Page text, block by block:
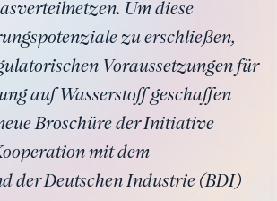
Um diese
zu erschließen,
Voraussetzungen für
auf Wasserstoff geschaffen
Broschüre der Initiative
mit dem
der Deutschen Industrie (BDI)